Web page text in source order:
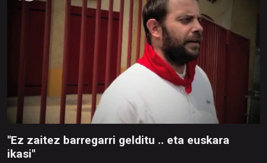
"Ez zaitez barregarri gelditu .. eta euskara
ikasi"